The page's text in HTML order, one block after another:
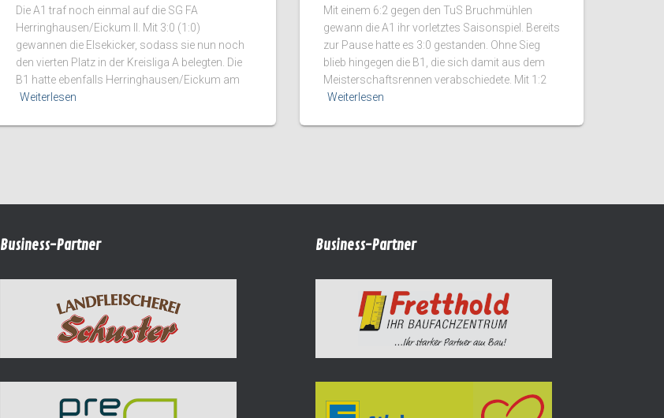
Die A1 traf noch einmal auf die SG FA
Herringhausen/Eickum II. Mit 3:0 (1:0)
gewannen die Elsekicker, sodass sie nun noch
den vierten Platz in der Kreisliga A belegten. Die
B1 hatte ebenfalls Herringhausen/Eickum am
Weiterlesen
Mit einem 6:2 gegen den TuS Bruchmühlen
gewann die A1 ihr vorletztes Saisonspiel. Bereits
zur Pause hatte es 3:0 gestanden. Ohne Sieg
blieb hingegen die B1, die sich damit aus dem
Meisterschaftsrennen verabschiedete. Mit 1:2
Weiterlesen
Business-Partner Business-Partner